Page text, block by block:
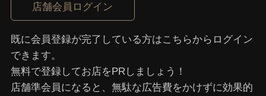
店舗会員ログイン
既に会員登録が完了している⽅はこちらからログイン
できます。
無料で登録してお店をPRしましょう！
店舗準会員になると、無駄な広告費をかけずに効果的